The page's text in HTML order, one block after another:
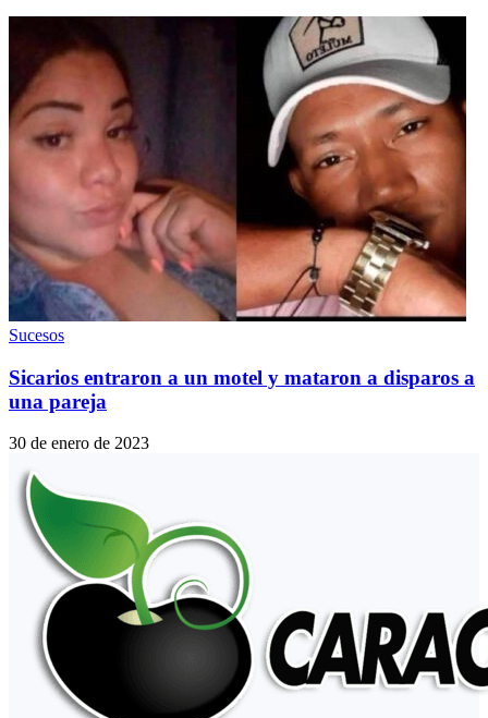
Sucesos
Sicarios entraron a un motel y mataron a disparos a
una pareja
30 de enero de 2023